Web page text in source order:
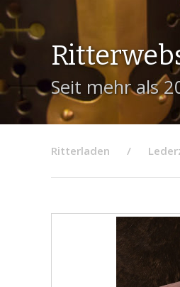
Seit mehr als
Ritterladen